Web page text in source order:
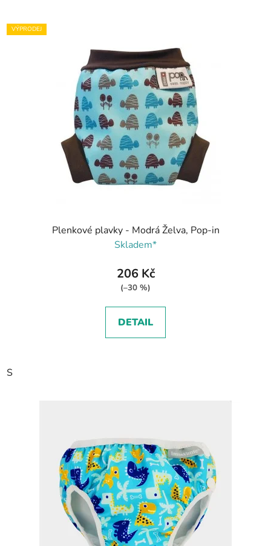
VÝPRODEJ
Plenkové plavky - Modrá Želva, Pop-in
Skladem*
206 Kč
(–30 %)
DETAIL
S